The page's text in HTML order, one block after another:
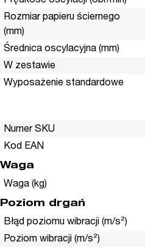
Rozmiar papieru ściernego
(mm)
Średnica oscylacyjna (mm)
W zestawie
Wyposażenie standardowe
Numer SKU
Kod EAN
Waga
Waga (kg)
Poziom drgań
Błąd poziomu wibracji (m/s²)
Poziom wibracji (m/s²)